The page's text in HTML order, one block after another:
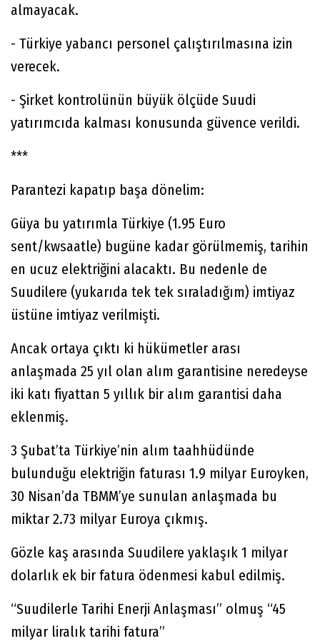
almayacak.
- Türkiye yabancı personel çalıştırılmasına izin
verecek.
- Şirket kontrolünün büyük ölçüde Suudi
yatırımcıda kalması konusunda güvence verildi.
***
Parantezi kapatıp başa dönelim:
Güya bu yatırımla Türkiye (1.95 Euro
sent/kwsaatle) bugüne kadar görülmemiş, tarihin
en ucuz elektriğini alacaktı. Bu nedenle de
Suudilere (yukarıda tek tek sıraladığım) imtiyaz
üstüne imtiyaz verilmişti.
Ancak ortaya çıktı ki hükümetler arası
anlaşmada 25 yıl olan alım garantisine neredeyse
iki katı fiyattan 5 yıllık bir alım garantisi daha
eklenmiş.
3 Şubat’ta Türkiye’nin alım taahhüdünde
bulunduğu elektriğin faturası 1.9 milyar Euroyken,
30 Nisan’da TBMM’ye sunulan anlaşmada bu
miktar 2.73 milyar Euroya çıkmış.
Gözle kaş arasında Suudilere yaklaşık 1 milyar
dolarlık ek bir fatura ödenmesi kabul edilmiş.
“Suudilerle Tarihi Enerji Anlaşması” olmuş “45
milyar liralık tarihi fatura”